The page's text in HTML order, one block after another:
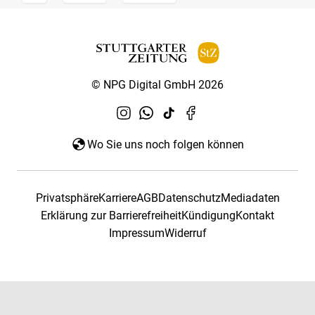
© NPG Digital GmbH 2026
Wo Sie uns noch folgen können
PrivatsphäreKarriereAGBDatenschutzMediadaten
Erklärung zur BarrierefreiheitKündigungKontakt
ImpressumWiderruf